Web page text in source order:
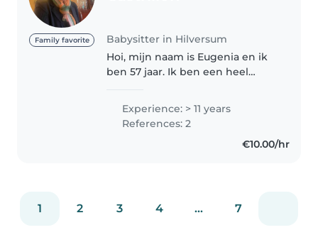
Family favorite Babysitter in Hilversum
Hoi, mijn naam is Eugenia en ik
ben 57 jaar. Ik ben een heel
gek is op kinderen. Zo vind ik
het bijvoorbeeld leuk om met de
kinderen naar de hei,..
Experience: > 11 years
References: 2
€10.00/hr
1 2 3 4 ... 7